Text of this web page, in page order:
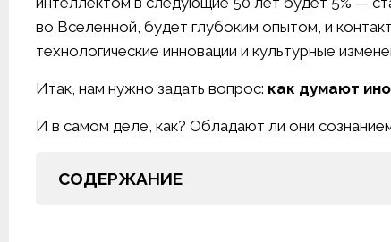
во Вселенной, будет глубоким опытом, и
технологические инновации и культурные
Итак, нам нужно задать вопрос: как думают
И в самом деле, как? Обладают ли они
СОДЕРЖАНИЕ